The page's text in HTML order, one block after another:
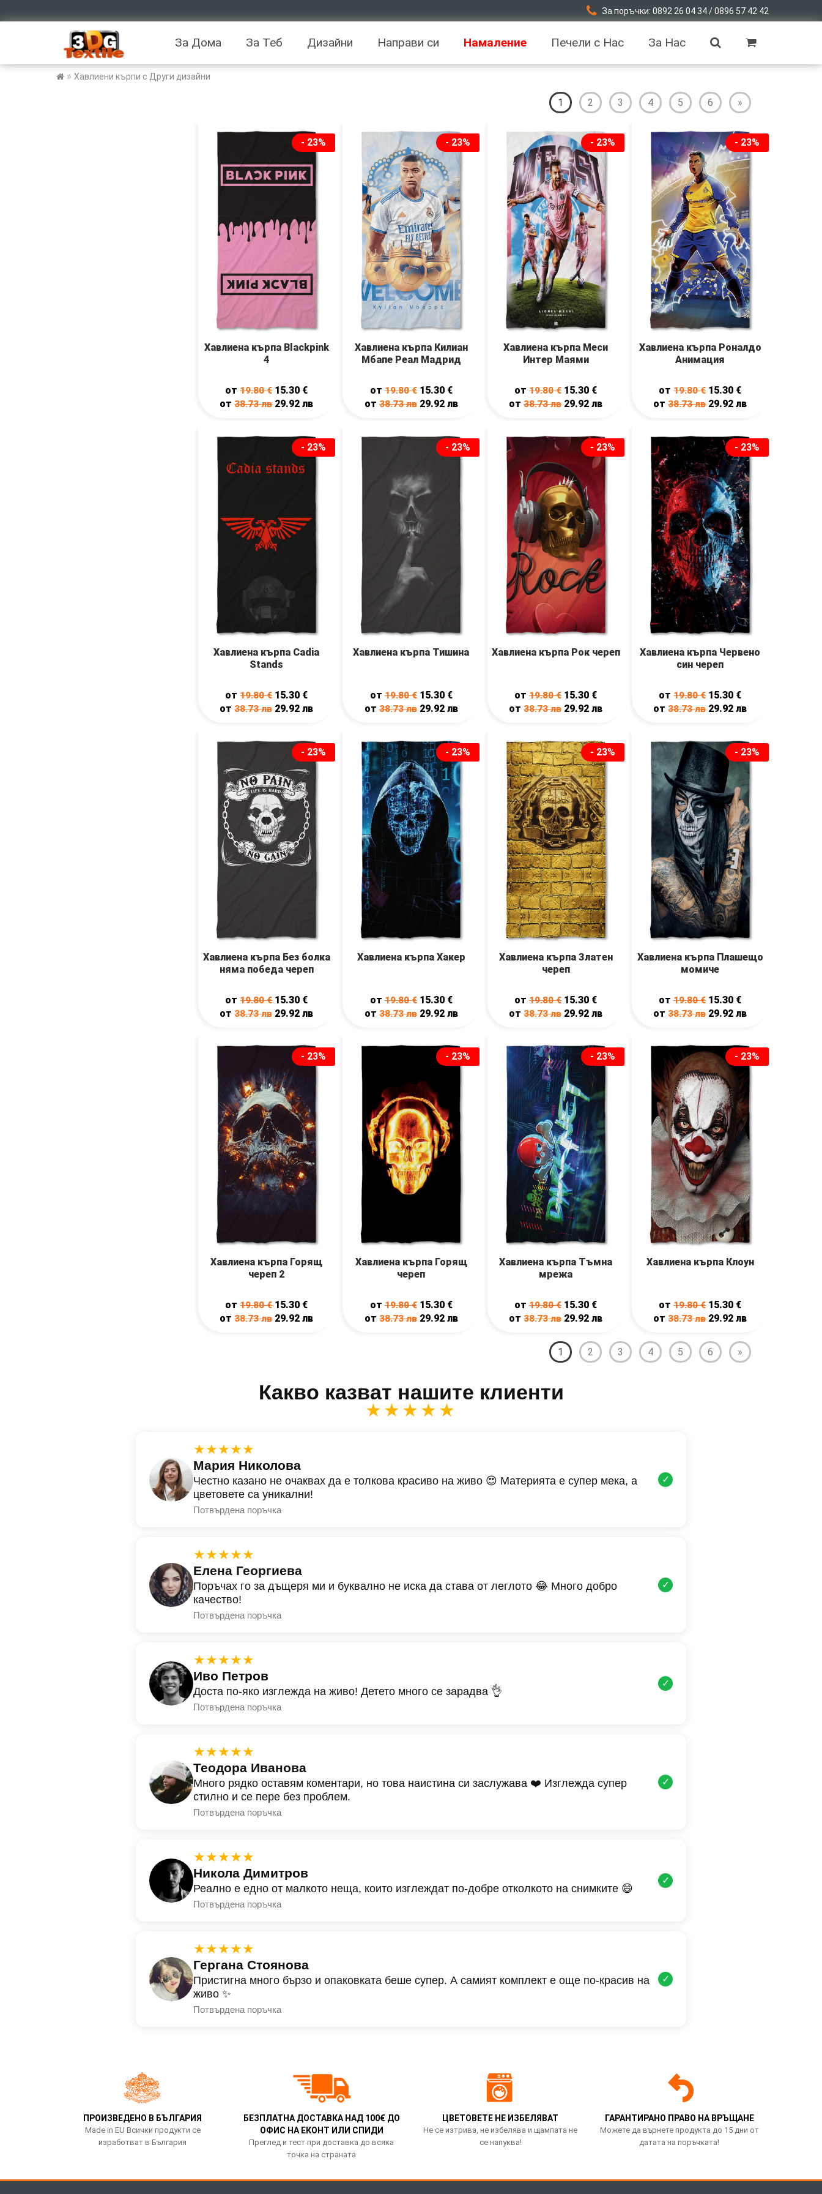
За поръчки: 0892 26 04 34 / 0896 57 42 42
За Дома За Теб Дизайни Направи си Намаление Печели с Нас За Нас
» Хавлиени кърпи с Други дизайни
1 2 3 4 5 6 »
- 23%
Хавлиена кърпа Blackpink
4
от19.80€ 15.30 €
от38.73лв 29.92лв
- 23%
Хавлиена кърпа Килиан
Мбапе Реал Мадрид
от19.80€ 15.30 €
от38.73лв 29.92 лв
- 23%
Хавлиена кърпа Меси
Интер Маями
от19.80€ 15.30 €
от38.73лв 29.92лв
- 23%
Хавлиена кърпа Роналдо
Анимация
от19.80€ 15.30 €
от38.73лв 29.92лв
- 23%
Хавлиена кърпа Cadia
Stands
от19.80€ 15.30 €
от38.73лв 29.92лв
- 23%
Хавлиена кърпа Тишина
от19.80€ 15.30 €
от38.73лв 29.92 лв
- 23%
Хавлиена кърпа Рок череп
от19.80€ 15.30 €
от38.73лв 29.92лв
- 23%
Хавлиена кърпа Червено
син череп
от19.80€ 15.30 €
от38.73лв 29.92лв
- 23%
Хавлиена кърпа Без болка
няма победа череп
от19.80€ 15.30 €
от38.73лв 29.92лв
- 23%
Хавлиена кърпа Хакер
от19.80€ 15.30 €
от38.73лв 29.92 лв
- 23%
Хавлиена кърпа Златен
череп
от19.80€ 15.30 €
от38.73лв 29.92лв
- 23%
Хавлиена кърпа Плашещо
момиче
от19.80€ 15.30 €
от38.73лв 29.92лв
- 23%
Хавлиена кърпа Горящ
череп 2
от19.80€ 15.30 €
от38.73лв 29.92лв
- 23%
Хавлиена кърпа Горящ
череп
от19.80€ 15.30 €
от38.73лв 29.92 лв
- 23%
Хавлиена кърпа Тъмна
мрежа
от19.80€ 15.30 €
от38.73лв 29.92лв
- 23%
Хавлиена кърпа Клоун
от19.80€ 15.30 €
от38.73лв 29.92лв
1 2 3 4 5 6 »
Какво казват нашите клиенти
★★★★★
★★★★★
Мария Николова
Честно казано не очаквах да е толкова красиво на живо 😍 Материята е супер мека, а
цветовете са уникални!
Потвърдена поръчка
✓
★★★★★
Елена Георгиева
Поръчах го за дъщеря ми и буквално не иска да става от леглото 😂 Много добро
качество!
Потвърдена поръчка
✓
★★★★★
Иво Петров
Доста по-яко изглежда на живо! Детето много се зарадва 👌
Потвърдена поръчка
✓
★★★★★
Теодора Иванова
Много рядко оставям коментари, но това наистина си заслужава ❤️ Изглежда супер
стилно и се пере без проблем.
Потвърдена поръчка
✓
★★★★★
Никола Димитров
Реално е едно от малкото неща, които изглеждат по-добре отколкото на снимките 😄
Потвърдена поръчка
✓
★★★★★
Гергана Стоянова
Пристигна много бързо и опаковката беше супер. А самият комплект е още по-красив на
живо ✨
Потвърдена поръчка
✓
ПРОИЗВЕДЕНО В БЪЛГАРИЯ
Made in EU Всички продукти се
изработват в България
БЕЗПЛАТНА ДОСТАВКА НАД 100€ ДО
ОФИС НА ЕКОНТ ИЛИ СПИДИ
Преглед и тест при доставка до всяка
точка на страната
ЦВЕТОВЕТЕ НЕ ИЗБЕЛЯВАТ
Не се изтрива, не избелява и щампата не
се напуква!
ГАРАНТИРАНО ПРАВО НА ВРЪЩАНЕ
Можете да върнете продукта до 15 дни от
датата на поръчката!